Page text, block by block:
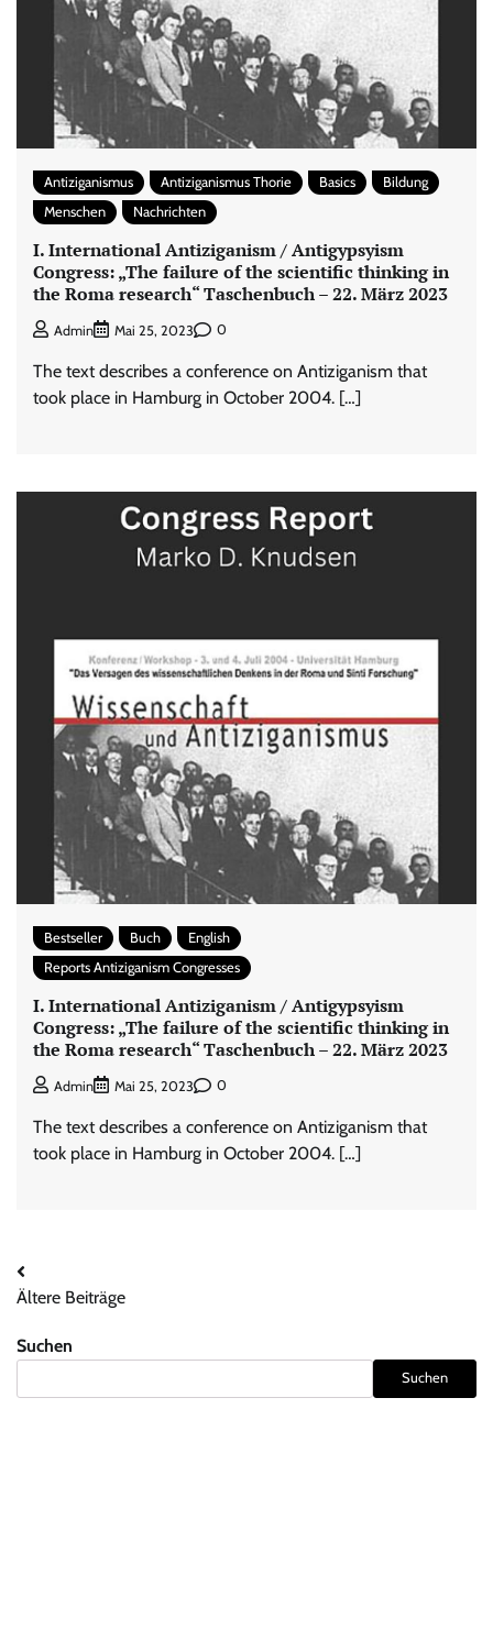
Antiziganismus Antiziganismus Thorie Basics
Bildung
Menschen
Nachrichten
I. International Antiziganism / Antigypsyism
Congress: „The failure of the scientific thinking in
the Roma research“ Taschenbuch – 22. März 2023
Admin Mai 25, 2023 0
The text describes a conference on Antiziganism that
took place in Hamburg in October 2004. […]
Bestseller Buch
English
Reports Antiziganism Congresses
I. International Antiziganism / Antigypsyism
Congress: „The failure of the scientific thinking in
the Roma research“ Taschenbuch – 22. März 2023
Admin Mai 25, 2023 0
The text describes a conference on Antiziganism that
took place in Hamburg in October 2004. […]
Beitragsnavigation
Ältere Beiträge
Suchen
Suchen